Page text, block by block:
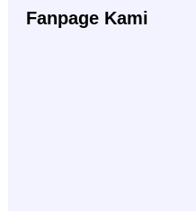
Fanpage Kami